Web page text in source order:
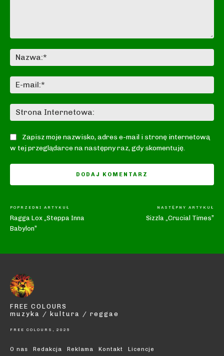
Zapisz moje nazwisko, adres e-mail i stronę internetową
w tej przeglądarce na następny raz, gdy skomentuję.
POPRZEDNI ARTYKUŁ
Ragga Lox „Steppa Inna
Babylon”
NASTĘPNY ARTYKUŁ
Sizzla „Crucial Times”
O nas Redakcja Reklama Kontakt Licencje
FREE COLOURS
muzyka / kultura / reggae
FREE COLOURS, 2025